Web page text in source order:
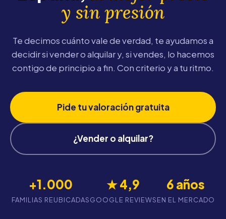
y sin presión
Te decimos cuánto vale de verdad, te ayudamos a
decidir si vender o alquilar y, si vendes, lo hacemos
contigo de principio a fin. Con criterio y a tu ritmo.
Pide tu valoración gratuita
¿Vender o alquilar?
+1.000
FAMILIAS REUBICADAS
★ 4,9
GOOGLE REVIEWS
6 años
EN EL MERCADO